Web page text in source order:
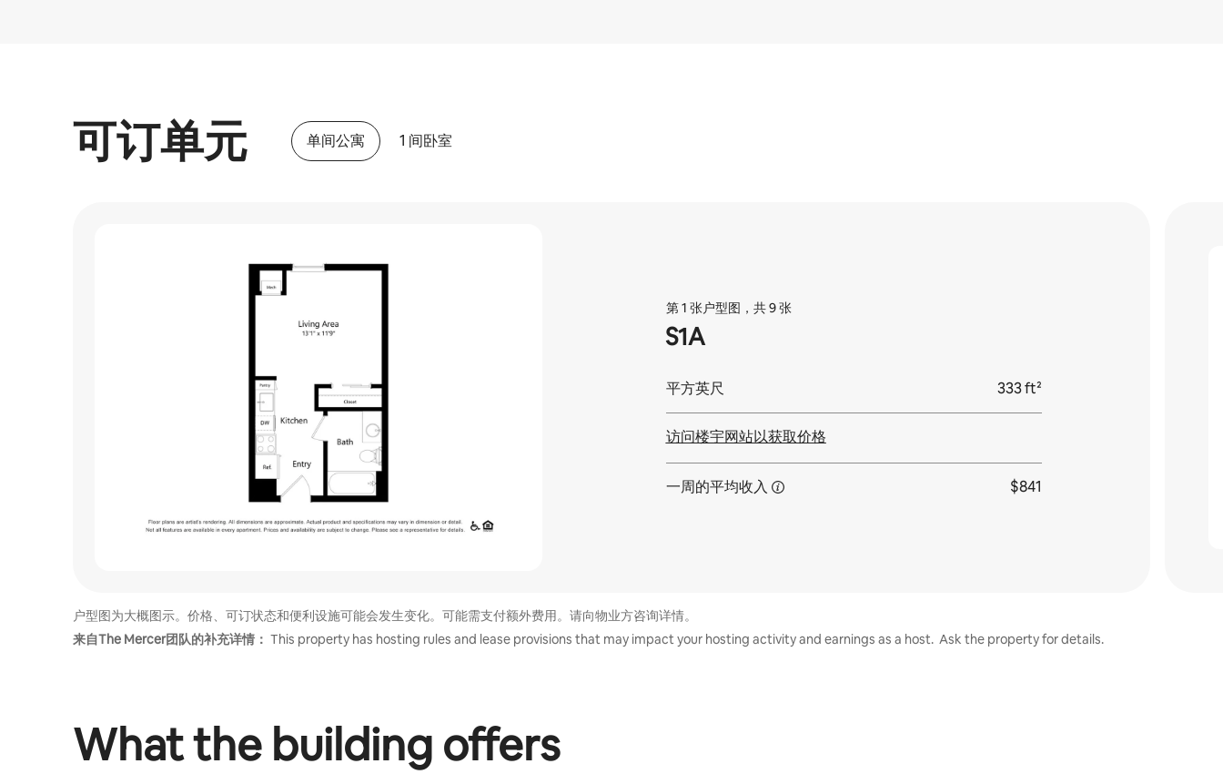
可订单元 单间公寓 1 间卧室
第 1 张户型图，共 9 张
S1A
平方英尺 333 ft²
访问楼宇网站以获取价格
一周的平均收入 $841
户型图为大概图示。价格、可订状态和便利设施可能会发生变化。可能需支付额外费用。请向物业方咨询详情。
来自The Mercer团队的补充详情： This property has hosting rules and lease provisions that may impact your hosting activity and earnings as a host. Ask the property for details.
What the building offers